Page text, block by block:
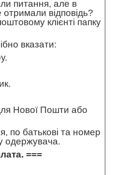
питання, але в
отримали відповідь?
клієнті папку
вказати:
Нової Пошти або
по батькові та номер
одержувача.
===